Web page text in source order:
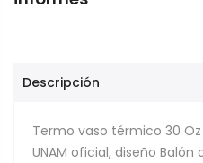
Descripción
Termo vaso térmico 30
UNAM oficial, diseño